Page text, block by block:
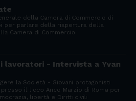
della Camera di Commercio di
per parlare della riapertura della
Camera di Commercio
lavoratori - Intervista a Yvan
la Società - Giovani protagonisti
il liceo Anco Marzio di Roma per
libertà e Diritti civili